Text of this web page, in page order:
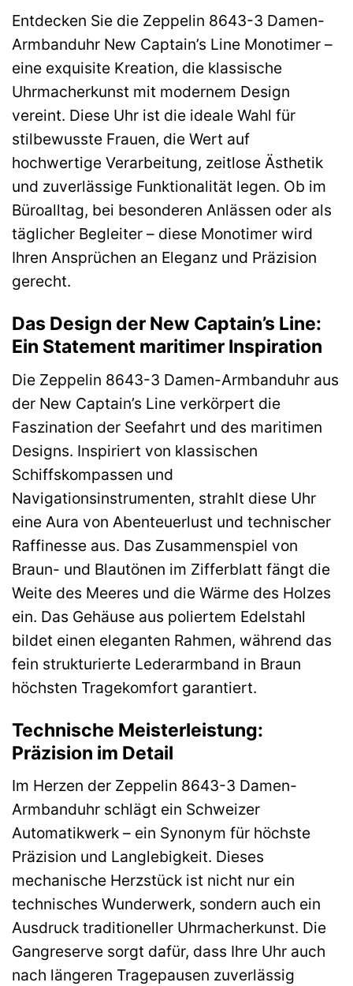
Entdecken Sie die Zeppelin 8643-3 Damen-
Armbanduhr New Captain’s Line Monotimer –
eine exquisite Kreation, die klassische
Uhrmacherkunst mit modernem Design
vereint. Diese Uhr ist die ideale Wahl für
stilbewusste Frauen, die Wert auf
hochwertige Verarbeitung, zeitlose Ästhetik
und zuverlässige Funktionalität legen. Ob im
Büroalltag, bei besonderen Anlässen oder als
täglicher Begleiter – diese Monotimer wird
Ihren Ansprüchen an Eleganz und Präzision
gerecht.
Das Design der New Captain’s Line:
Ein Statement maritimer Inspiration
Die Zeppelin 8643-3 Damen-Armbanduhr aus
der New Captain’s Line verkörpert die
Faszination der Seefahrt und des maritimen
Designs. Inspiriert von klassischen
Schiffskompassen und
Navigationsinstrumenten, strahlt diese Uhr
eine Aura von Abenteuerlust und technischer
Raffinesse aus. Das Zusammenspiel von
Braun- und Blautönen im Zifferblatt fängt die
Weite des Meeres und die Wärme des Holzes
ein. Das Gehäuse aus poliertem Edelstahl
bildet einen eleganten Rahmen, während das
fein strukturierte Lederarmband in Braun
höchsten Tragekomfort garantiert.
Technische Meisterleistung:
Präzision im Detail
Im Herzen der Zeppelin 8643-3 Damen-
Armbanduhr schlägt ein Schweizer
Automatikwerk – ein Synonym für höchste
Präzision und Langlebigkeit. Dieses
mechanische Herzstück ist nicht nur ein
technisches Wunderwerk, sondern auch ein
Ausdruck traditioneller Uhrmacherkunst. Die
Gangreserve sorgt dafür, dass Ihre Uhr auch
nach längeren Tragepausen zuverlässig